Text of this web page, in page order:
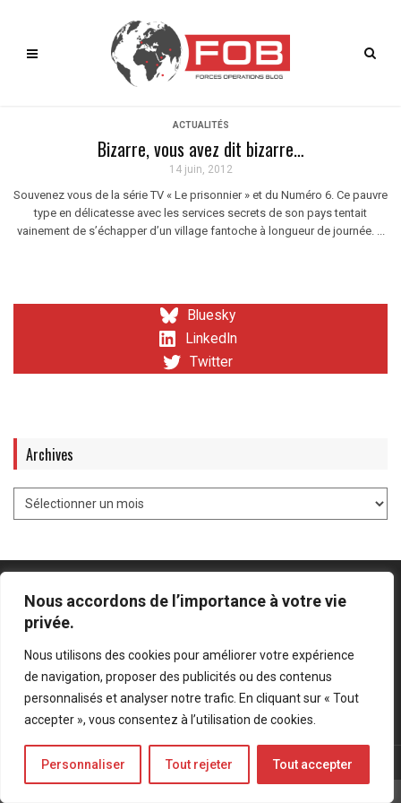
Nous accordons de l’importance à votre vie
privée.
Nous utilisons des cookies pour améliorer votre expérience
de navigation, proposer des publicités ou des contenus
personnalisés et analyser notre trafic. En cliquant sur « Tout
accepter », vous consentez à l’utilisation de cookies.
Personnaliser Tout rejeter Tout accepter
ACTUALITÉS
Bizarre, vous avez dit bizarre…
14 juin, 2012
Souvenez vous de la série TV « Le prisonnier » et du Numéro 6. Ce pauvre
type en délicatesse avec les services secrets de son pays tentait
vainement de s’échapper d’un village fantoche à longueur de journée. ...
Bluesky
LinkedIn
Twitter
Archives
Bluesky
LinkedIn
Twitter
© Forces Operations Blog - 2022